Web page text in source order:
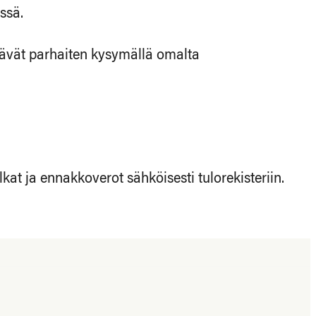
parhaiten kysymällä omalta
ja ennakkoverot sähköisesti tulorekisteriin.